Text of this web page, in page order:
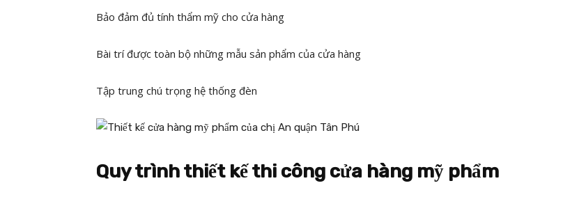
Bảo đảm đủ tính thẩm mỹ cho cửa hàng
Bài trí được toàn bộ những mẫu sản phẩm của cửa hàng
Tập trung chú trọng hệ thống đèn
Quy trình thiết kế thi công cửa hàng mỹ phẩm